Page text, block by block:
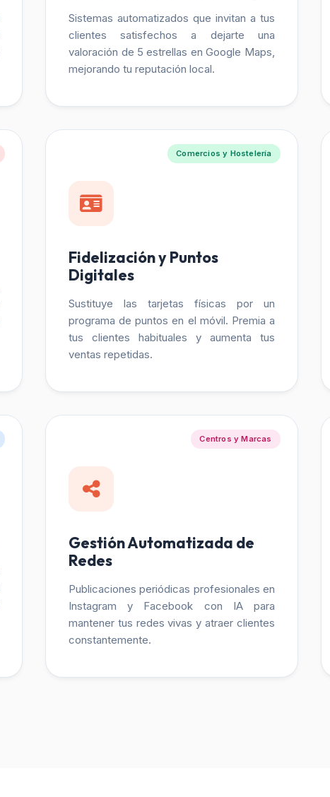
Sistemas automatizados que invitan a tus
clientes satisfechos a dejarte una
valoración de 5 estrellas en Google Maps,
mejorando tu reputación local.
Comercios y Hostelería
Fidelización y Puntos
Digitales
Sustituye las tarjetas físicas por un
programa de puntos en el móvil. Premia a
tus clientes habituales y aumenta tus
ventas repetidas.
Centros y Marcas
Gestión Automatizada de
Redes
Publicaciones periódicas profesionales en
Instagram y Facebook con IA para
mantener tus redes vivas y atraer clientes
constantemente.